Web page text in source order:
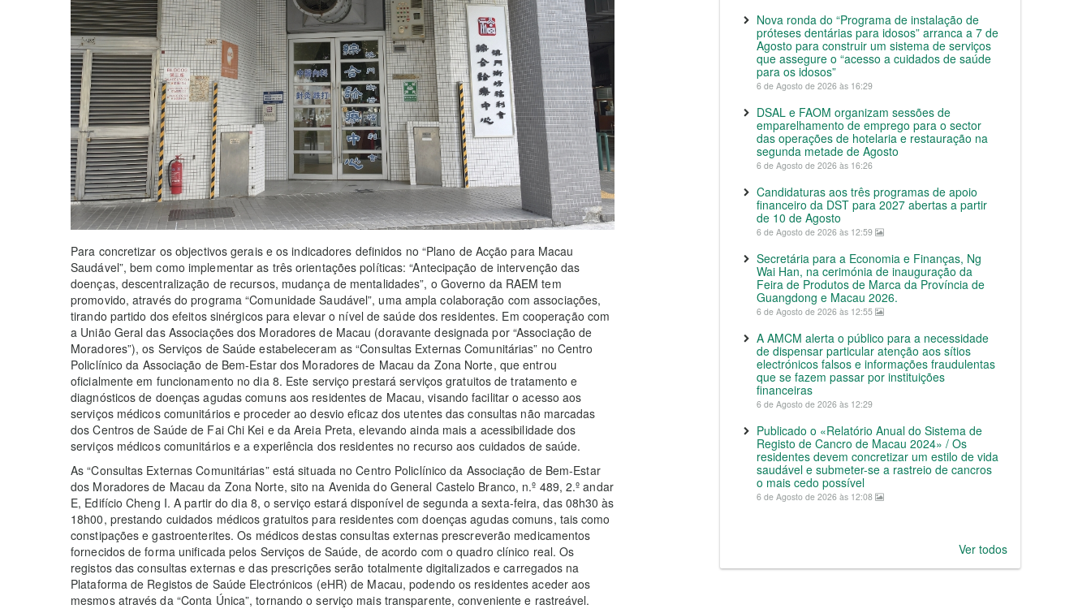
Para concretizar os objectivos gerais e os indicadores definidos no “Plano de Acção para Macau
Saudável”, bem como implementar as três orientações políticas: “Antecipação de intervenção das
doenças, descentralização de recursos, mudança de mentalidades”, o Governo da RAEM tem
promovido, através do programa “Comunidade Saudável”, uma ampla colaboração com associações,
tirando partido dos efeitos sinérgicos para elevar o nível de saúde dos residentes. Em cooperação com
a União Geral das Associações dos Moradores de Macau (doravante designada por “Associação de
Moradores”), os Serviços de Saúde estabeleceram as “Consultas Externas Comunitárias” no Centro
Policlínico da Associação de Bem-Estar dos Moradores de Macau da Zona Norte, que entrou
oficialmente em funcionamento no dia 8. Este serviço prestará serviços gratuitos de tratamento e
diagnósticos de doenças agudas comuns aos residentes de Macau, visando facilitar o acesso aos
serviços médicos comunitários e proceder ao desvio eficaz dos utentes das consultas não marcadas
dos Centros de Saúde de Fai Chi Kei e da Areia Preta, elevando ainda mais a acessibilidade dos
serviços médicos comunitários e a experiência dos residentes no recurso aos cuidados de saúde.
As “Consultas Externas Comunitárias” está situada no Centro Policlínico da Associação de Bem-Estar
dos Moradores de Macau da Zona Norte, sito na Avenida do General Castelo Branco, n.º 489, 2.º andar
E, Edifício Cheng I. A partir do dia 8, o serviço estará disponível de segunda a sexta-feira, das 08h30 às
18h00, prestando cuidados médicos gratuitos para residentes com doenças agudas comuns, tais como
constipações e gastroenterites. Os médicos destas consultas externas prescreverão medicamentos
fornecidos de forma unificada pelos Serviços de Saúde, de acordo com o quadro clínico real. Os
registos das consultas externas e das prescrições serão totalmente digitalizados e carregados na
Plataforma de Registos de Saúde Electrónicos (eHR) de Macau, podendo os residentes aceder aos
mesmos através da “Conta Única”, tornando o serviço mais transparente, conveniente e rastreável.
Nova ronda do “Programa de instalação de
próteses dentárias para idosos” arranca a 7 de
Agosto para construir um sistema de serviços
que assegure o “acesso a cuidados de saúde
para os idosos”
6 de Agosto de 2026 às 16:29
DSAL e FAOM organizam sessões de
emparelhamento de emprego para o sector
das operações de hotelaria e restauração na
segunda metade de Agosto
6 de Agosto de 2026 às 16:26
Candidaturas aos três programas de apoio
financeiro da DST para 2027 abertas a partir
de 10 de Agosto
6 de Agosto de 2026 às 12:59
Secretária para a Economia e Finanças, Ng
Wai Han, na cerimónia de inauguração da
Feira de Produtos de Marca da Província de
Guangdong e Macau 2026.
6 de Agosto de 2026 às 12:55
A AMCM alerta o público para a necessidade
de dispensar particular atenção aos sítios
electrónicos falsos e informações fraudulentas
que se fazem passar por instituições
financeiras
6 de Agosto de 2026 às 12:29
Publicado o «Relatório Anual do Sistema de
Registo de Cancro de Macau 2024» / Os
residentes devem concretizar um estilo de vida
saudável e submeter-se a rastreio de cancros
o mais cedo possível
6 de Agosto de 2026 às 12:08
Ver todos